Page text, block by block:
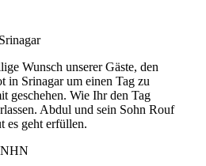
Wunsch unserer Gäste, den
in Srinagar um einen Tag zu
geschehen. Wie Ihr den Tag
Abdul und sein Sohn Rouf
es geht erfüllen.
NHN